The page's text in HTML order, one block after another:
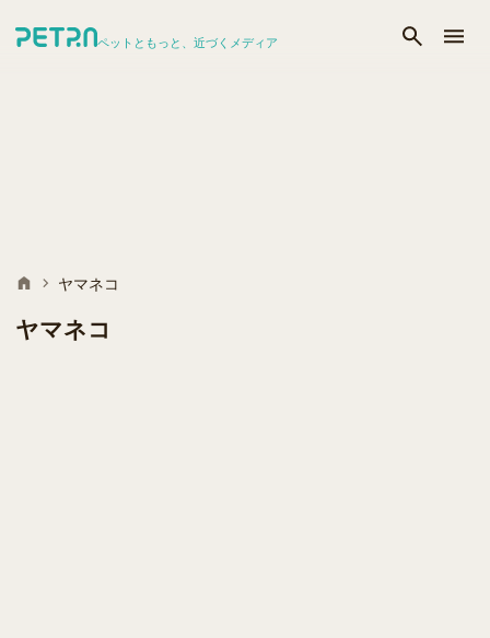
ペットともっと、近づくメディア
ヤマネコ
ヤマネコ